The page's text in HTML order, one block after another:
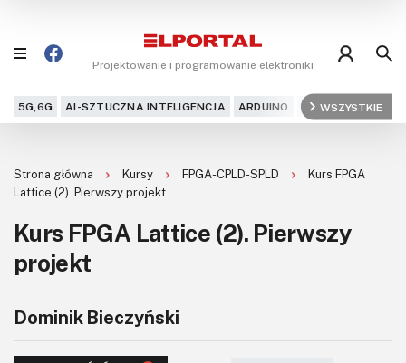
Projektowanie i programowanie elektroniki
5G,6G AI-SZTUCZNA INTELIGENCJA ARDUINO ARM AUDIO
WSZYSTKIE
Projekty
Kursy
DIY+
Czytelnia
Strona główna Kursy FPGA-CPLD-SPLD
Kurs FPGA
Lattice (2). Pierwszy projekt
Kurs FPGA Lattice (2). Pierwszy
projekt
Dominik Bieczyński